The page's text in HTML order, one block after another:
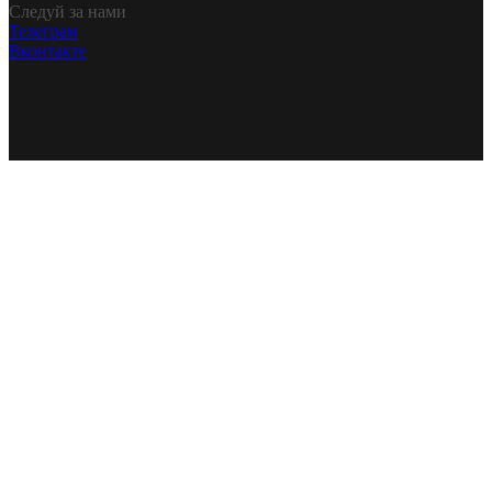
Следуй за нами
Телеграм
Вконтакте